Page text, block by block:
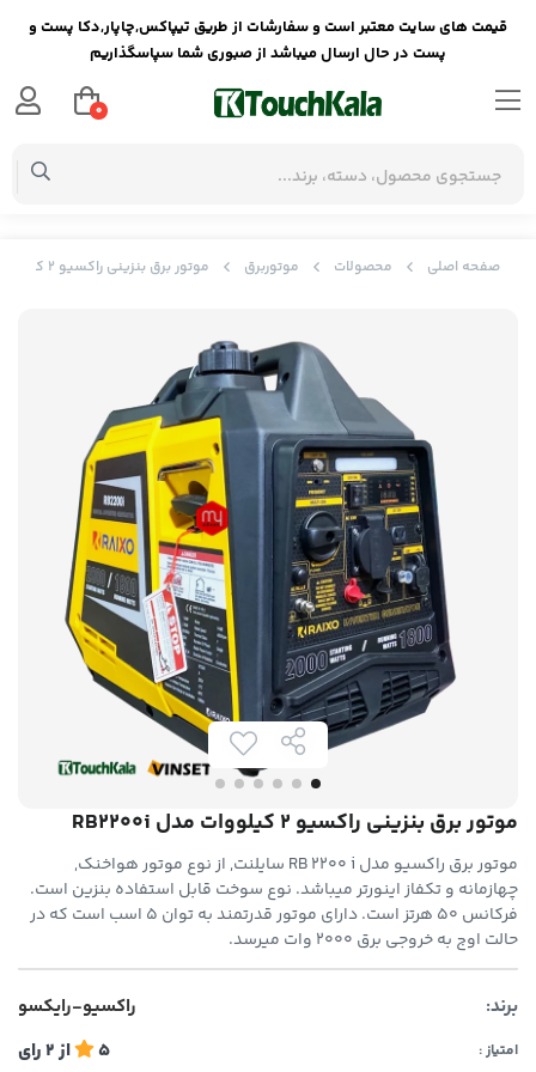
صفحه اصلی محصولات موتوربرق موتور برق بنزینی راکسیو 2 کیلووات مدل RB2200i
موتور برق بنزینی راکسیو 2 کیلووات مدل RB2200i
موتور برق راکسیو مدل RB 2200 i سایلنت, از نوع موتور هواخنک,
چهازمانه و تکفاز اینورتر میباشد. نوع سوخت قابل استفاده بنزین است.
فرکانس 50 هرتز است. دارای موتور قدرتمند به توان 5 اسب است که در
حالت اوج به خروجی برق 2000 وات میرسد.
برند: راکسیو-رایکسو
امتیاز : 5 از2رای
قیمت های سایت معتبر است و سفارشات از طریق تیپاکس,چاپار,دکا پست و
پست در حال ارسال میباشد از صبوری شما سپاسگذاریم
0